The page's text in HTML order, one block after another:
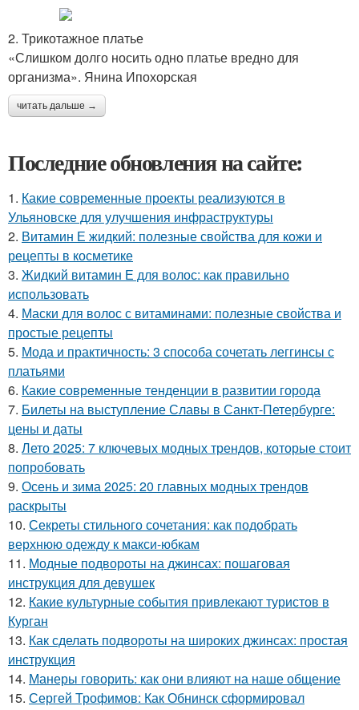
2. Трикотажное платье
«Слишком долго носить одно платье вредно для
организма». Янина Ипохорская
читать дальше →
Последние обновления на сайте:
1. Какие современные проекты реализуются в
Ульяновске для улучшения инфраструктуры
2. Витамин Е жидкий: полезные свойства для кожи и
рецепты в косметике
3. Жидкий витамин Е для волос: как правильно
использовать
4. Маски для волос с витаминами: полезные свойства и
простые рецепты
5. Мода и практичность: 3 способа сочетать леггинсы с
платьями
6. Какие современные тенденции в развитии города
7. Билеты на выступление Славы в Санкт-Петербурге:
цены и даты
8. Лето 2025: 7 ключевых модных трендов, которые стоит
попробовать
9. Осень и зима 2025: 20 главных модных трендов
раскрыты
10. Секреты стильного сочетания: как подобрать
верхнюю одежду к макси-юбкам
11. Модные подвороты на джинсах: пошаговая
инструкция для девушек
12. Какие культурные события привлекают туристов в
Курган
13. Как сделать подвороты на широких джинсах: простая
инструкция
14. Манеры говорить: как они влияют на наше общение
15. Сергей Трофимов: Как Обнинск сформировал